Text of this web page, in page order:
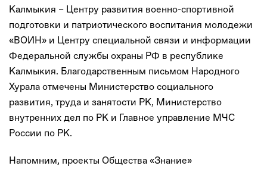
Калмыкия – Центру развития военно-спортивной
подготовки и патриотического воспитания молодежи
«ВОИН» и Центру специальной связи и информации
Федеральной службы охраны РФ в республике
Калмыкия. Благодарственным письмом Народного
Хурала отмечены Министерство социального
развития, труда и занятости РК, Министерство
внутренних дел по РК и Главное управление МЧС
России по РК.
Напомним, проекты Общества «Знание»